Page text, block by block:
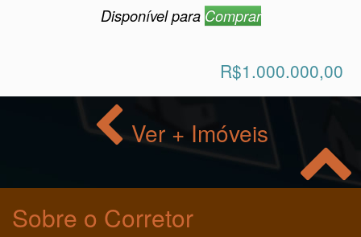
Disponível para Comprar
R$1.000.000,00
Ver + Imóveis
Sobre o Corretor